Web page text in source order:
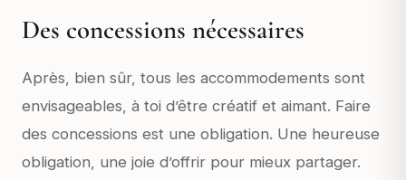
Des concessions nécessaires
Après, bien sûr, tous les accommodements sont
envisageables, à toi d’être créatif et aimant. Faire
des concessions est une obligation. Une heureuse
obligation, une joie d’offrir pour mieux partager.